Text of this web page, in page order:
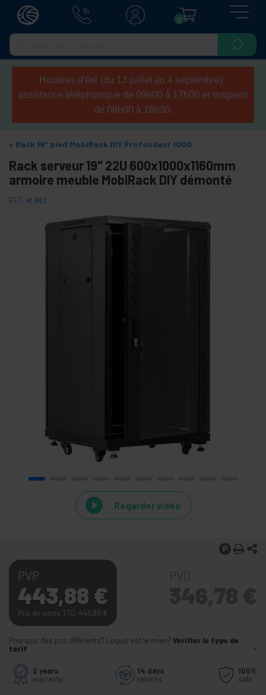
0
Horaires d'été (du 13 juillet au 4 septembre) :
assistance téléphonique de 09h00 à 17h00 et magasin
de 08h00 à 16h30.
Rack 19" pied MobiRack DIY Profondeur 1000
Rack serveur 19" 22U 600x1000x1160mm
armoire meuble MobiRack DIY démonté
REF: WL003
Regarder vidéo
PVP
443,88 €
Prix de vente TTC: 443,88 €
Pourquoi des prix différents? Lequel est le mien? Vérifier le type de
tarif
2 years
warranty
14 days
returns
100%
safe